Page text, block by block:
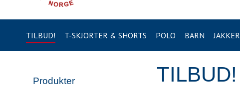
TILBUD! T-SKJORTER & SHORTS POLO BARN JAKKER
Produkter TILBUD!